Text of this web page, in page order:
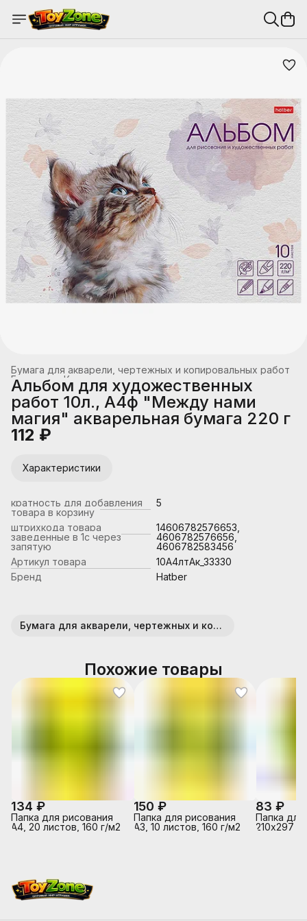
Бумага для акварели, чертежных и копировальных работ
Канцтовары, школьные принадлежности
Главная
Альбом для художественных
работ 10л., А4ф "Между нами
магия" акварельная бумага 220 г
112 ₽
Характеристики
кратность для добавления
товара в корзину
5
штрихкода товара
заведенные в 1с через
запятую
14606782576653,
4606782576656,
4606782583456
Артикул товара
10А4лтAк_33330
Бренд
Hatber
Бумага для акварели, чертежных и копировальных работ
Похожие товары
134 ₽
Папка для рисования
А4, 20 листов, 160 г/м2
150 ₽
Папка для рисования
А3, 10 листов, 160 г/м2
83 ₽
Папка
210х297